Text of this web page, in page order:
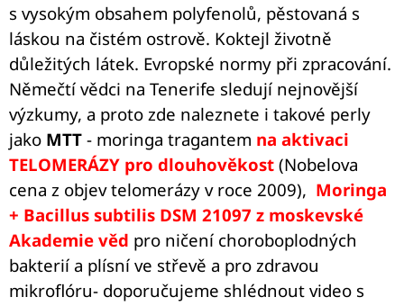
s vysokým obsahem polyfenolů, pěstovaná s
láskou na čistém ostrově. Koktejl životně
důležitých látek. Evropské normy při zpracování.
Němečtí vědci na Tenerife sledují nejnovější
výzkumy, a proto zde naleznete i takové perly
jako MTT - moringa tragantem na aktivaci
TELOMERÁZY pro dlouhověkost (Nobelova
cena z objev telomerázy v roce 2009), Moringa
+ Bacillus subtilis DSM 21097 z moskevské
Akademie věd pro ničení choroboplodných
bakterií a plísní ve střevě a pro zdravou
mikroflóru- doporučujeme shlédnout video s